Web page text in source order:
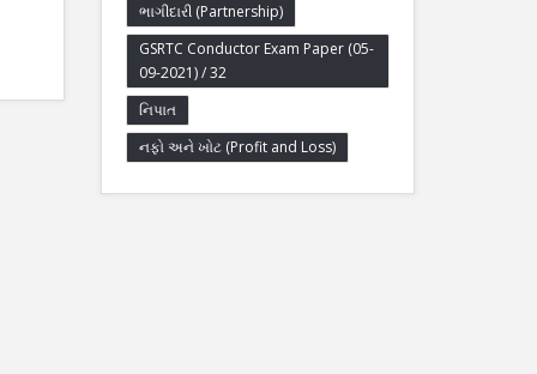
ભાગીદારી (Partnership)
GSRTC Conductor Exam Paper (05-
09-2021) / 32
નિપાત
નફો અને ખોટ (Profit and Loss)